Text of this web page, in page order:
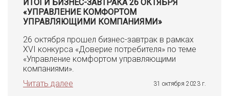
ИТОГИ БИЗНЕС-ЗАВТРАКА 26 ОКТЯБРЯ
«УПРАВЛЕНИЕ КОМФОРТОМ
УПРАВЛЯЮЩИМИ КОМПАНИЯМИ»
26 октября прошел бизнес-завтрак в рамках
XVI конкурса «Доверие потребителя» по теме
«Управление комфортом управляющими
компаниями».
Читать далее
31 октября 2023 г.